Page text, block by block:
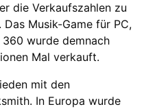
die Verkaufszahlen zu
Das Musik-Game für PC,
wurde demnach
Mal verkauft.
mit den
In Europa wurde